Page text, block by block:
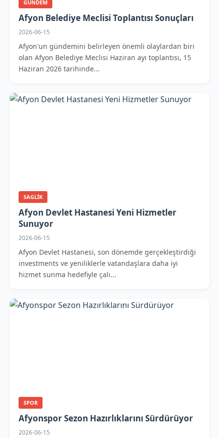
GUNDEM
Afyon Belediye Meclisi Toplantısı Sonuçları
2026-06-15
Afyon'un gündemini belirleyen önemli olaylardan biri
olan Afyon Belediye Meclisi Haziran ayı toplantısı, 15
Haziran 2026 tarihinde...
SAGLIK
Afyon Devlet Hastanesi Yeni Hizmetler
Sunuyor
2026-06-15
Afyon Devlet Hastanesi, son dönemde gerçekleştirdiği
investments ve yeniliklerle vatandaşlara daha iyi
hizmet sunma hedefiyle çalı...
SPOR
Afyonspor Sezon Hazırlıklarını Sürdürüyor
2026-06-15